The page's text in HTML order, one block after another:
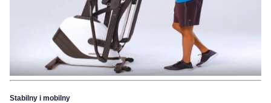
Stabilny i mobilny